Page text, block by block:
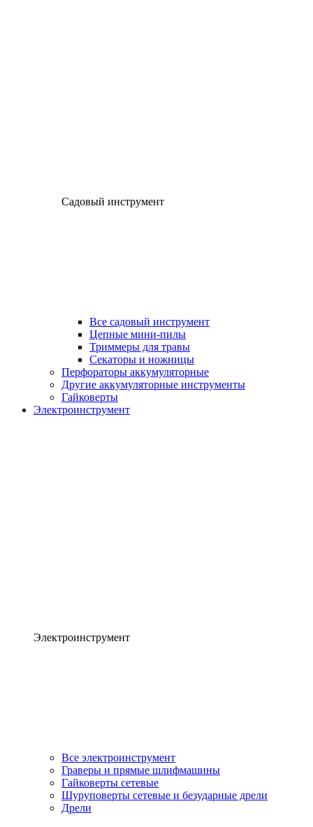
Садовый инструмент
Все садовый инструмент
Цепные мини-пилы
Триммеры для травы
Секаторы и ножницы
Перфораторы аккумуляторные
Другие аккумуляторные инструменты
Гайковерты
Электроинструмент
Электроинструмент
Все электроинструмент
Граверы и прямые шлифмашины
Гайковерты сетевые
Шуруповерты сетевые и безударные дрели
Дрели